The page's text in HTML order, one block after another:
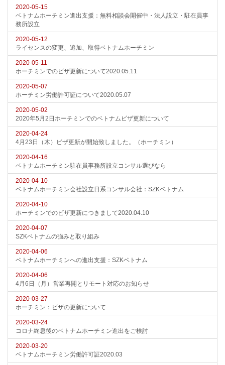
2020-05-15
ベトナムホーチミン進出支援：無料相談会開催中・法人設立・駐在員事
務所設立
2020-05-12
ライセンスの変更、追加、取得ベトナムホーチミン
2020-05-11
ホーチミンでのビザ更新について2020.05.11
2020-05-07
ホーチミン労働許可証について2020.05.07
2020-05-02
2020年5月2日ホーチミンでのベトナムビザ更新について
2020-04-24
4月23日（木）ビザ更新が開始致しました。（ホーチミン）
2020-04-16
ベトナムホーチミン駐在員事務所設立コンサル選びなら
2020-04-10
ベトナムホーチミン会社設立日系コンサル会社：SZKベトナム
2020-04-10
ホーチミンでのビザ更新につきまして2020.04.10
2020-04-07
SZKベトナムの強みと取り組み
2020-04-06
ベトナムホーチミンへの進出支援：SZKベトナム
2020-04-06
4月6日（月）営業再開とリモート対応のお知らせ
2020-03-27
ホーチミン：ビザの更新について
2020-03-24
コロナ終息後のベトナムホーチミン進出をご検討
2020-03-20
ベトナムホーチミン労働許可証2020.03